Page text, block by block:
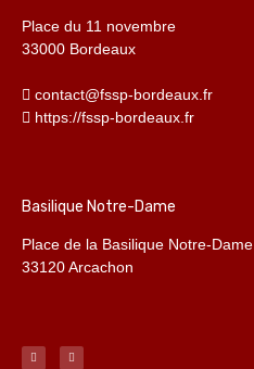
Place du 11 novembre
33000 Bordeaux
contact@fssp-bordeaux.fr
https://fssp-bordeaux.fr
Basilique Notre-Dame
Place de la Basilique Notre-Dame
33120 Arcachon